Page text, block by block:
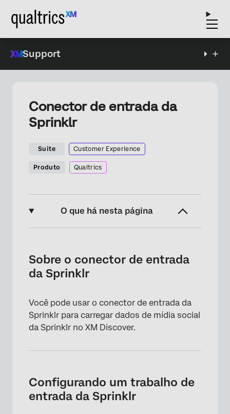
Support
Conector de entrada da
Sprinklr
Suite Customer Experience
Produto Qualtrics
O que há nesta página
Configurando um trabalho de entrada da
Sprinklr
Sobre o conector de entrada
da Sprinklr
Você pode usar o conector de entrada da
Sprinklr para carregar dados de mídia social
da Sprinklr no XM Discover.
Configurando um trabalho de
entrada da Sprinklr